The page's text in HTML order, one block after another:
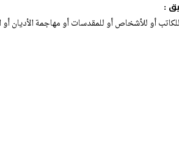
:
أو للأشخاص أو للمقدسات أو مهاجمة الأديان